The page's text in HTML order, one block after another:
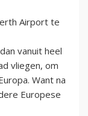
Airport te
vanuit heel
vliegen, om
Want na
Europese